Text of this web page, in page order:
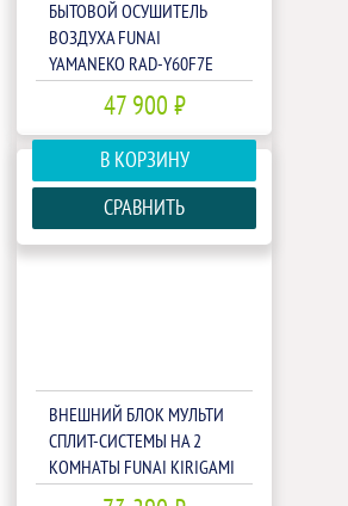
БЫТОВОЙ ОСУШИТЕЛЬ
ВОЗДУХА FUNAI
YAMANEKO RAD-Y60F7E
47 900 ₽
В КОРЗИНУ
СРАВНИТЬ
ВНЕШНИЙ БЛОК МУЛЬТИ
СПЛИТ-СИСТЕМЫ НА 2
КОМНАТЫ FUNAI KIRIGAMI
FREE MATCH RAM-I-